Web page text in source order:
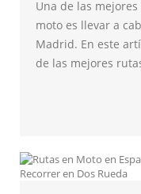
Una de las
moto es llevar a
Madrid. En este
de las mejores